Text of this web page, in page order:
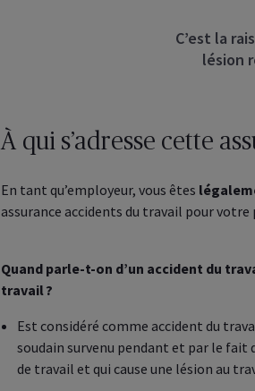
C’est la
lésion
À qui s’adresse cette
En tant qu’employeur, vous êtes
assurance accidents du travail pour votre
Quand parle-t-on d’un accident du
travail ?
Est considéré comme accident du
soudain survenu pendant et par le fait
de travail et qui cause une lésion au